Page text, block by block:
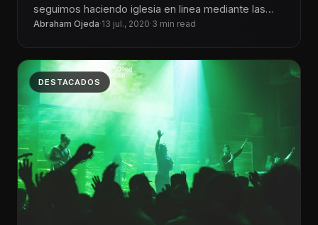
seguimos haciendo iglesia en linea mediante las
transmisiones en vivo. Y claro como
Abraham Ojeda·13 jul., 2020·3 min read
DESTACADOS